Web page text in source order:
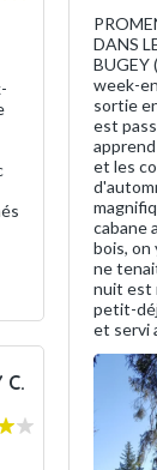
C.
DANS
BUGEY
week-
sortie
est
et les
cabane
bois, on
ne
nuit est
petit-
et servi